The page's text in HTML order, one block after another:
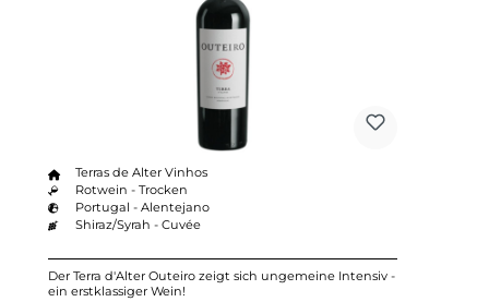
Terras de Alter Vinhos
Rotwein - Trocken
Portugal - Alentejano
Shiraz/Syrah - Cuvée
Der Terra d'Alter Outeiro zeigt sich ungemeine Intensiv -
ein erstklassiger Wein!